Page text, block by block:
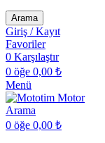
Arama
Giriş / Kayıt
Favoriler
0 Karşılaştır
0 öğe 0,00 ₺
Menü
Arama
0 öğe 0,00 ₺